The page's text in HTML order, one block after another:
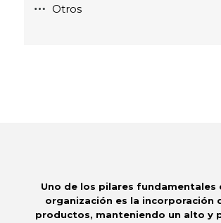
Otros
Uno de los pilares fundamentales
organización es la incorporación
productos, manteniendo un alto y